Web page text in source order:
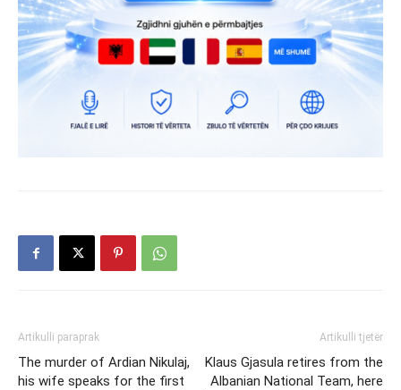
Artikulli paraprak
The murder of Ardian Nikulaj,
his wife speaks for the first
Artikulli tjetër
Klaus Gjasula retires from the
Albanian National Team, here